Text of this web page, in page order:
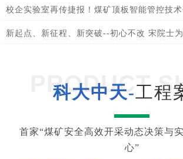
校企实验室再传捷报！煤矿顶板智能管控技
新起点、新征程、新突破--初心不改 宋院士
PRODUCT
科大中天-工程
首家“煤矿安全高效开采动态决策与
心”